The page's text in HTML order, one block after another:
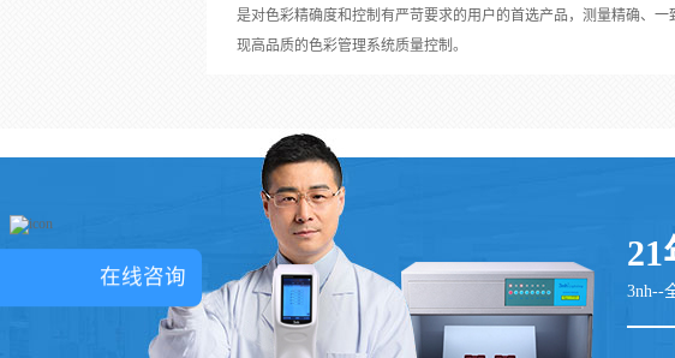
是对色彩精确度和控制有严苛要求的用户的首选产品，测量精确、一
现高品质的色彩管理系统质量控制。
21
3nh--
在线咨询